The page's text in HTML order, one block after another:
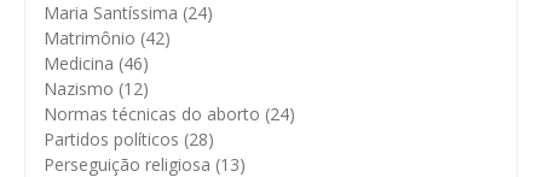
Maria Santíssima (24)
Matrimônio (42)
Medicina (46)
Nazismo (12)
Normas técnicas do aborto (24)
Partidos políticos (28)
Perseguição religiosa (13)